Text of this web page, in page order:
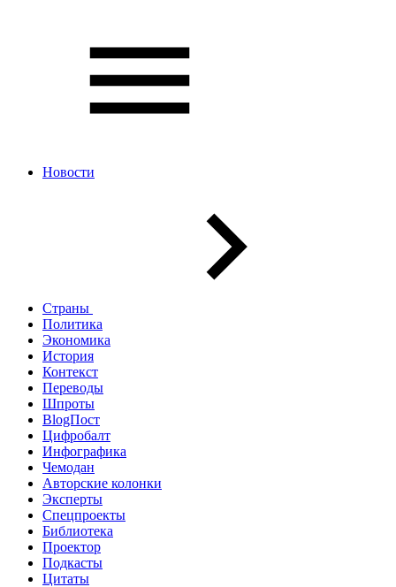
Новости
Страны
Политика
Экономика
История
Контекст
Переводы
Шпроты
BlogПост
Цифробалт
Инфографика
Чемодан
Авторские колонки
Эксперты
Спецпроекты
Библиотека
Проектор
Подкасты
Цитаты